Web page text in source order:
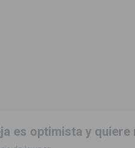
es optimista y quiere